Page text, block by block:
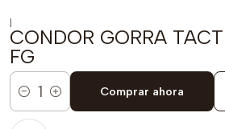
|
CONDOR GORRA
FG
Cantidad
Comprar ahora